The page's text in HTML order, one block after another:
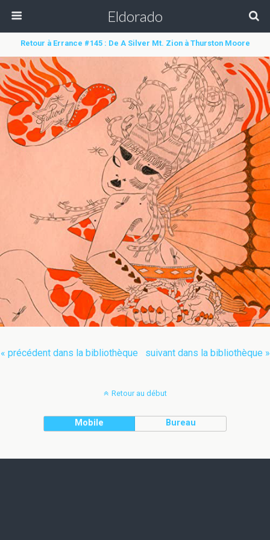
Eldorado
Retour à Errance #145 : De A Silver Mt. Zion à Thurston Moore
« précédent dans la bibliothèque suivant dans la bibliothèque »
Retour au début
Mobile Bureau